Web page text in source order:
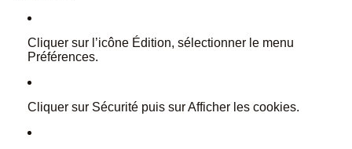
Cliquer sur l’icône Édition, sélectionner le menu
Préférences.
Cliquer sur Sécurité puis sur Afficher les cookies.